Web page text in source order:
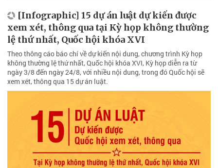
[Infographic] 15 dự án luật dự kiến được
xem xét, thông qua tại Kỳ họp không thường
lệ thứ nhất, Quốc hội khóa XVI
Theo thông cáo báo chí về dự kiến nội dung, chương trình Kỳ họp
không thường lệ thứ nhất, Quốc hội khóa XVI, Kỳ họp diễn ra từ
ngày 3/8 đến ngày 24/8, với nhiều nội dung, trong đó Quốc hội sẽ
xem xét, thông qua 15 dự án luật.